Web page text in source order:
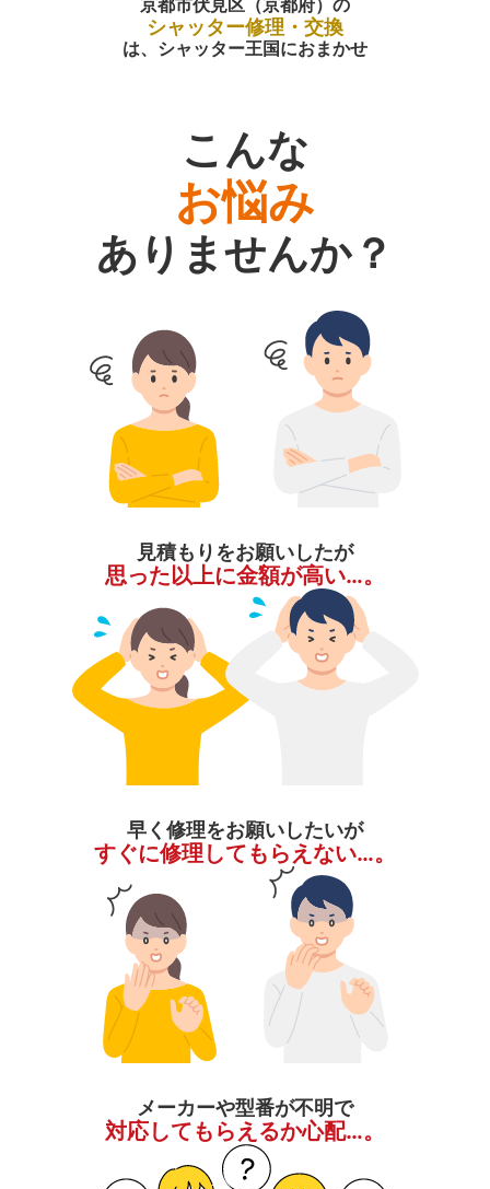
シャッター修理・交換
は、シャッター王国におまかせ
こんな
お悩み
ありませんか？
見積もりをお願いしたが
思った以上に金額が高い…。
早く修理をお願いしたいが
すぐに修理してもらえない…。
メーカーや型番が不明で
対応してもらえるか心配…。